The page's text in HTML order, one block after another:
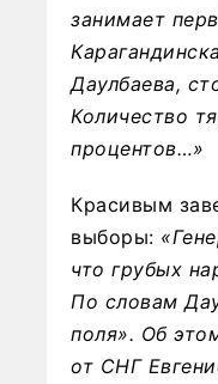
занимает
Даулбаева,
Количество
процентов…»
Красивым
выборы:
что грубых
По словам
поля». Об
от СНГ